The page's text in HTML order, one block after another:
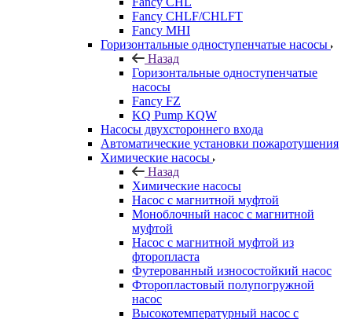
Fancy CHLF/CHLFT
Fancy MHI
Горизонтальные одноступенчатые насосы
Назад
Горизонтальные одноступенчатые
насосы
Fancy FZ
KQ Pump KQW
Насосы двухстороннего входа
Автоматические установки пожаротушения
Химические насосы
Назад
Химические насосы
Насос с магнитной муфтой
Моноблочный насос с магнитной
муфтой
Насос с магнитной муфтой из
фторопласта
Футерованный износостойкий насос
Фторопластовый полупогружной
насос
Высокотемпературный насос с